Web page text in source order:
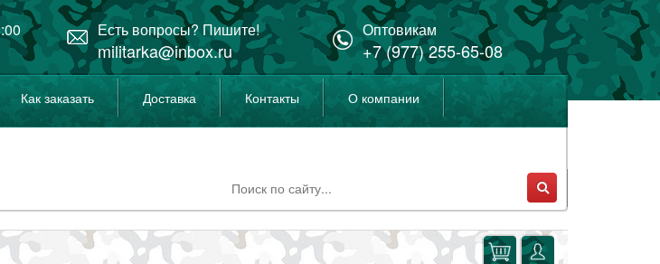
Есть вопросы? Пишите!
militarka@inbox.ru
Оптовикам
+7 (977) 255-65-08
Как заказать Доставка Контакты О компании